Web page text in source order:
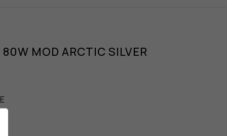
80W MOD ARCTIC SILVER